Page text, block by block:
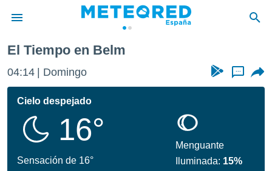
de
por
se
calidad.
a este
las
El Tiempo en Belm
04:14 Domingo ...
Cielo despejado
16°
Sensación de 16°
Menguante
Iluminada: 15%